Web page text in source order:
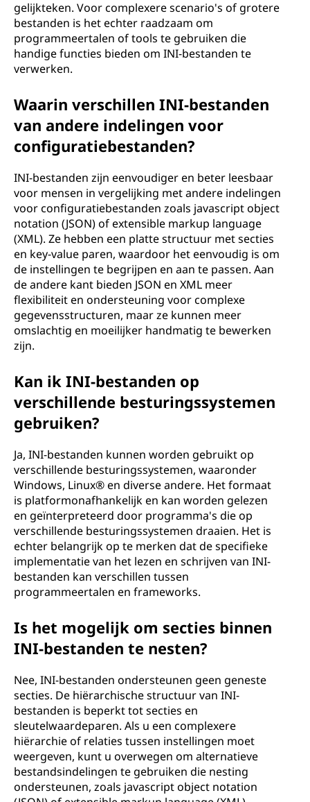
gelijkteken. Voor complexere scenario's of grotere
bestanden is het echter raadzaam om
programmeertalen of tools te gebruiken die
handige functies bieden om INI-bestanden te
verwerken.
Waarin verschillen INI-bestanden
van andere indelingen voor
configuratiebestanden?
INI-bestanden zijn eenvoudiger en beter leesbaar
voor mensen in vergelijking met andere indelingen
voor configuratiebestanden zoals javascript object
notation (JSON) of extensible markup language
(XML). Ze hebben een platte structuur met secties
en key-value paren, waardoor het eenvoudig is om
de instellingen te begrijpen en aan te passen. Aan
de andere kant bieden JSON en XML meer
flexibiliteit en ondersteuning voor complexe
gegevensstructuren, maar ze kunnen meer
omslachtig en moeilijker handmatig te bewerken
zijn.
Kan ik INI-bestanden op
verschillende besturingssystemen
gebruiken?
Ja, INI-bestanden kunnen worden gebruikt op
verschillende besturingssystemen, waaronder
Windows, Linux® en diverse andere. Het formaat
is platformonafhankelijk en kan worden gelezen
en geïnterpreteerd door programma's die op
verschillende besturingssystemen draaien. Het is
echter belangrijk op te merken dat de specifieke
implementatie van het lezen en schrijven van INI-
bestanden kan verschillen tussen
programmeertalen en frameworks.
Is het mogelijk om secties binnen
INI-bestanden te nesten?
Nee, INI-bestanden ondersteunen geen geneste
secties. De hiërarchische structuur van INI-
bestanden is beperkt tot secties en
sleutelwaardeparen. Als u een complexere
hiërarchie of relaties tussen instellingen moet
weergeven, kunt u overwegen om alternatieve
bestandsindelingen te gebruiken die nesting
ondersteunen, zoals javascript object notation